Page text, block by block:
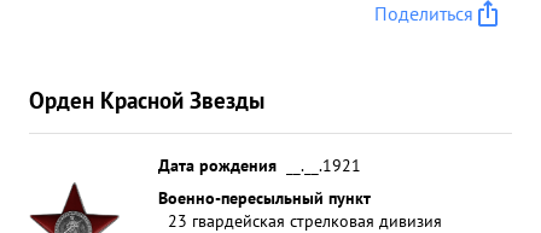
Поделиться
Орден Красной Звезды
Дата рождения
__.__.1921
Военно-пересыльный пункт
23 гвардейская стрелковая дивизия